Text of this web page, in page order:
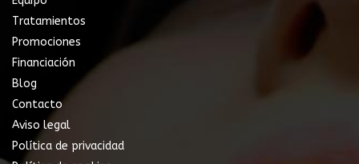
Tratamientos
Promociones
Financiación
Blog
Contacto
Aviso legal
Política de privacidad